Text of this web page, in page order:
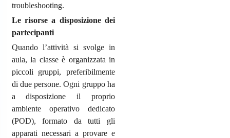
troubleshooting.
Le risorse a disposizione dei
partecipanti
Quando l’attività si svolge in
aula, la classe è organizzata in
piccoli gruppi, preferibilmente
di due persone. Ogni gruppo ha
a disposizione il proprio
ambiente operativo dedicato
(POD), formato da tutti gli
apparati necessari a provare e